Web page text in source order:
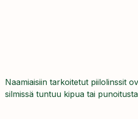
Naamiaisiin tarkoitetut piilolinssit
silmissä tuntuu kipua tai